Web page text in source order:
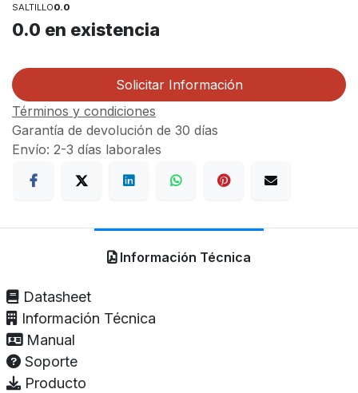
SALTILLO0.0
0.0 en existencia
Solicitar Información
Términos y condiciones
Garantía de devolución de 30 días
Envío: 2-3 días laborales
Información Técnica
Datasheet
Información Técnica
Manual
Soporte
Producto